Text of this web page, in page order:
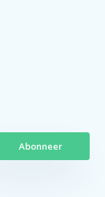
Abonneer